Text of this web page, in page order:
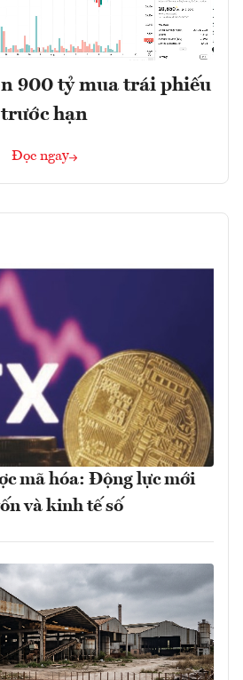
900 tỷ mua trái phiếu
trước hạn
Đọc ngay
mã hóa: Động lực mới
và kinh tế số